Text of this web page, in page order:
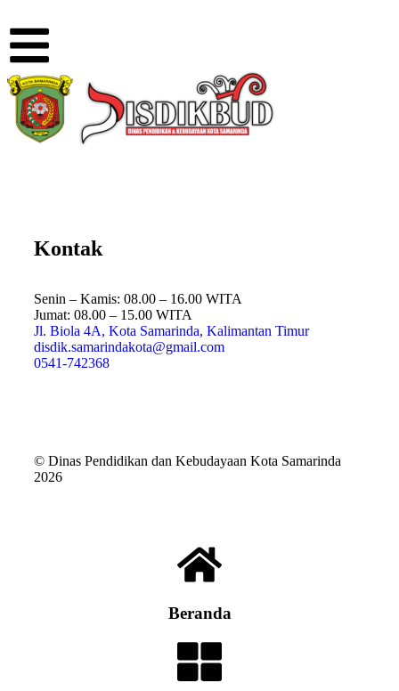
Kontak
Senin – Kamis: 08.00 – 16.00 WITA
Jumat: 08.00 – 15.00 WITA
Jl. Biola 4A, Kota Samarinda, Kalimantan Timur
disdik.samarindakota@gmail.com
0541-742368
© Dinas Pendidikan dan Kebudayaan Kota Samarinda
2026
Beranda